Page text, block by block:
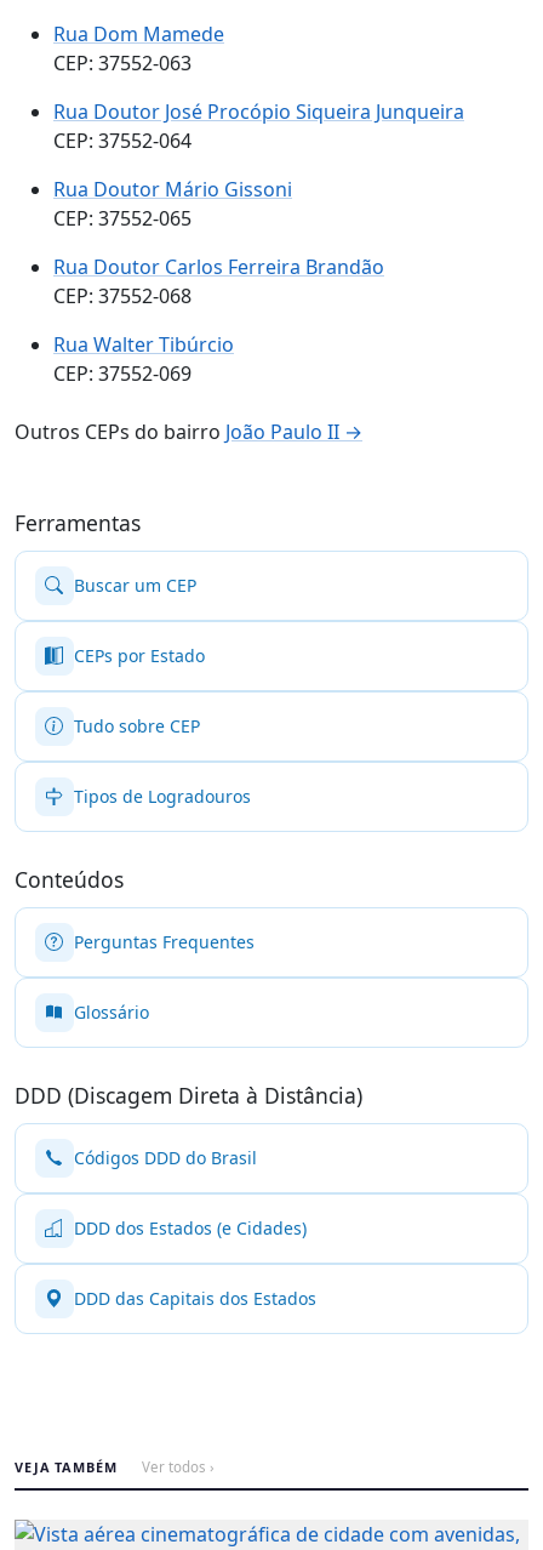
Rua Dom Mamede
CEP: 37552-063
Rua Doutor José Procópio Siqueira Junqueira
CEP: 37552-064
Rua Doutor Mário Gissoni
CEP: 37552-065
Rua Doutor Carlos Ferreira Brandão
CEP: 37552-068
Rua Walter Tibúrcio
CEP: 37552-069
Outros CEPs do bairro João Paulo II →
Ferramentas
Buscar um CEP
CEPs por Estado
Tudo sobre CEP
Tipos de Logradouros
Conteúdos
Perguntas Frequentes
Glossário
DDD (Discagem Direta à Distância)
Códigos DDD do Brasil
DDD dos Estados (e Cidades)
DDD das Capitais dos Estados
VEJA TAMBÉM Ver todos ›